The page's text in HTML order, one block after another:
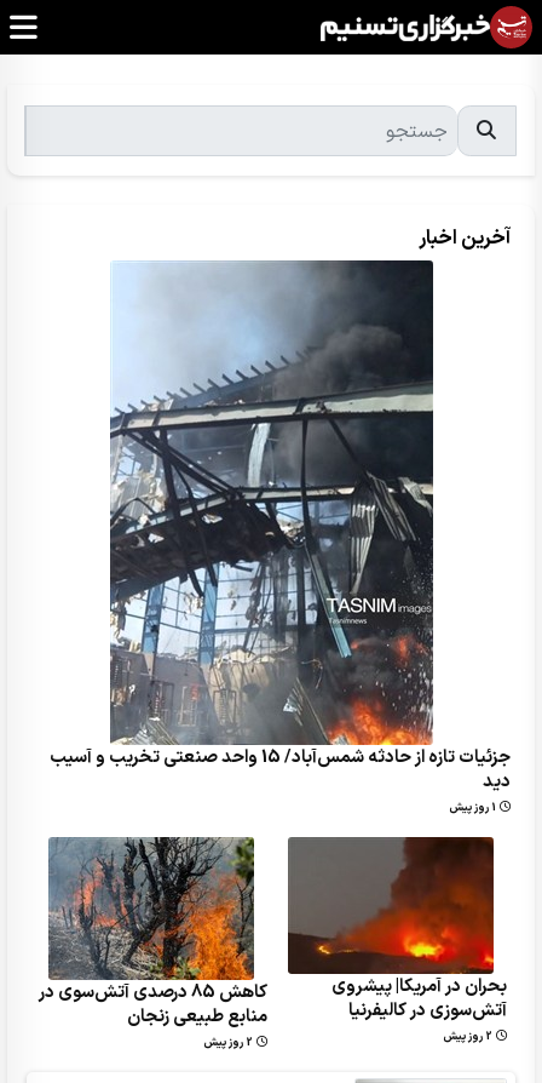
آخرین اخبار
جزئیات تازه از حادثه شمس‌آباد/ 15 واحد صنعتی تخریب و آسیب
دید
1 روز پیش
بحران در آمریکا| پیشروی
آتش‌سوزی در کالیفرنیا
2 روز پیش
کاهش 85 درصدی آتش‌سوی در
‌منابع طبیعی زنجان
2 روز پیش